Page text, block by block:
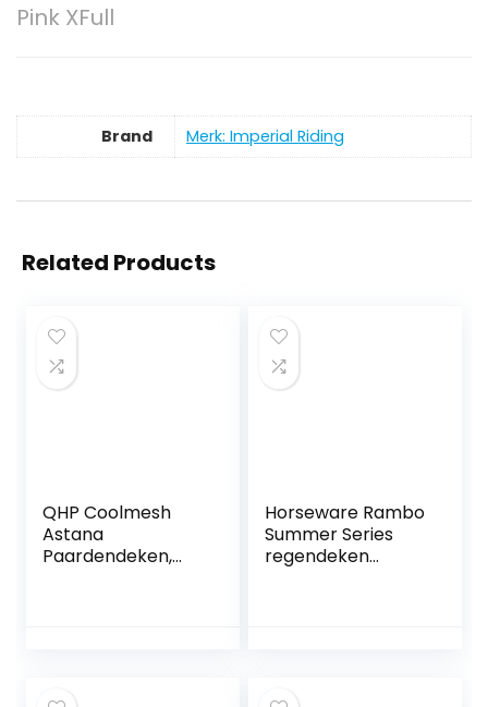
Pink XFull
Brand Merk: Imperial Riding
Related Products
QHP Coolmesh
Astana
Paardendeken,
Horseware Rambo
Summer Series
regendeken